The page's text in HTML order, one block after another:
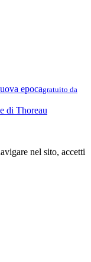
gratuito da
di Thoreau
nel sito, accetti